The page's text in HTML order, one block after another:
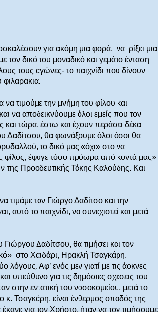
για ακόμη μια φορά, να ρίξει μια
τον δικό του μοναδικό και γεμάτο ένταση
τους αγώνες- το παιχνίδι που δίνουν
φιλαράκια.
τιμούμε την μνήμη του φίλου και
να αποδεικνύουμε όλοι εμείς που τον
και τώρα, έστω και έχουν περάσει δέκα
Δαδίτσου, θα φωνάξουμε όλοι όσοι θα
το δικό μας «όχι» στο να
φίλος, έφυγε τόσο πρόωρα από κοντά μας»
της Προοδευτικής Τάκης Καλούδης. Και
τον Γιώργο Δαδίτσο και την
αυτό το παιχνίδι, να συνεχιστεί και μετά
Δαδίτσου, θα τιμήσει και τον
στο Χαιδάρι, Ηρακλή Τσαγκάρη.
Αφ’ ενός μεν γιατί με τις άοκνες
υπεύθυνο για τις δημόσιες σχέσεις του
στην εντατική του νοσοκομείου, μετά το
κ. Τσαγκάρη, είναι ένθερμος οπαδός της
για τον Χρήστο, ήταν να τον τιμήσουμε